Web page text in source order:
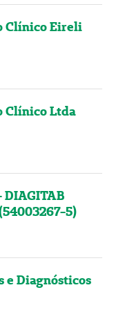
Clínico Eireli
Clínico Ltda
DIAGITAB
5)
e Diagnósticos